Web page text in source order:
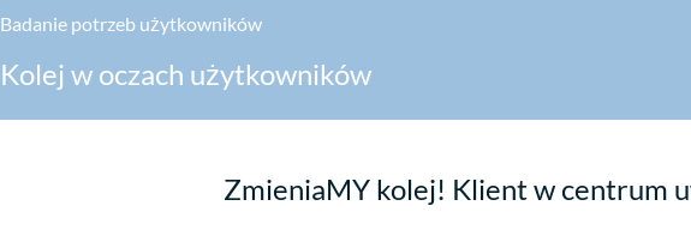
Badanie potrzeb użytkowników
Kolej w oczach użytkowników
ZmieniaMY kolej! Klient w centrum